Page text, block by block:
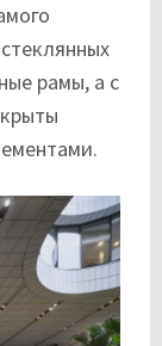
рамы, а с